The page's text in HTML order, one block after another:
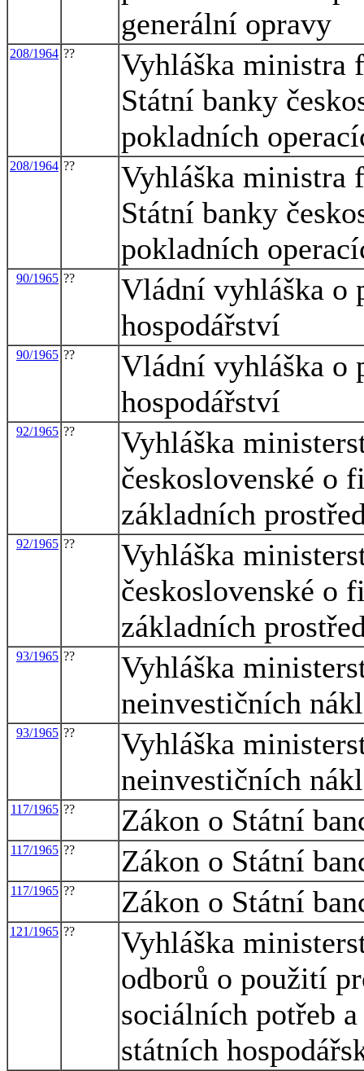
generální opravy
208/1964 ??
Vyhláška ministra
Státní banky
pokladních
208/1964 ??
Vyhláška ministra
Státní banky
pokladních
90/1965 ??
Vládní vyhláška o
hospodářství
90/1965 ??
Vládní vyhláška o
hospodářství
92/1965 ??
Vyhláška
československé o
základních
92/1965 ??
Vyhláška
československé o
základních
93/1965 ??
Vyhláška
neinvestičních
93/1965 ??
Vyhláška
neinvestičních
117/1965 ?? Zákon o Státní
117/1965 ?? Zákon o Státní
117/1965 ?? Zákon o Státní
121/1965 ??
Vyhláška
odborů o použití
sociálních potřeb
státních